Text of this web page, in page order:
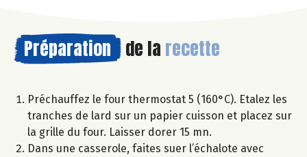
Préparation de la recette
Préchauffez le four thermostat 5 (160°C). Etalez les
tranches de lard sur un papier cuisson et placez sur
la grille du four. Laisser dorer 15 mn.
Dans une casserole, faites suer l’échalote avec